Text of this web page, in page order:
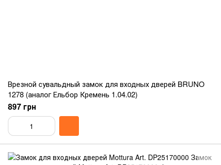
Врезной сувальдный замок для входных дверей BRUNO
1278 (аналог Ельбор Кремень 1.04.02)
897 грн